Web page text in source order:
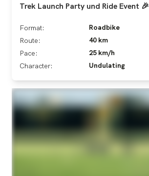
Trek Launch Party und Ride Event 🎉
Format:
Roadbike
Route:
40 km
Pace:
25 km/h
Character:
Undulating